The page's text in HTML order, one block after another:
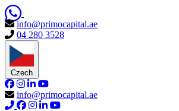
info@primocapital.ae
04 280 3528
Czech
info@primocapital.ae